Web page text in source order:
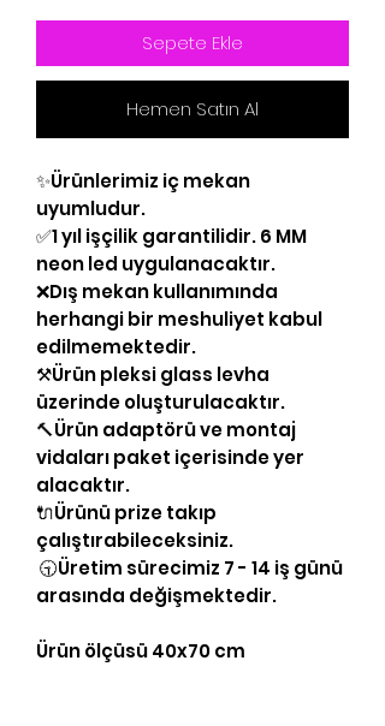
Sepete Ekle
Hemen Satın Al
✨Ürünlerimiz iç mekan
uyumludur.
✅1 yıl işçilik garantilidir. 6 MM
neon led uygulanacaktır.
❌Dış mekan kullanımında
herhangi bir meshuliyet kabul
edilmemektedir.
⚒Ürün pleksi glass levha
üzerinde oluşturulacaktır.
🔨Ürün adaptörü ve montaj
vidaları paket içerisinde yer
alacaktır.
🔌Ürünü prize takıp
çalıştırabileceksiniz.
🕤Üretim sürecimiz 7 - 14 iş günü
arasında değişmektedir.
Ürün ölçüsü 40x70 cm